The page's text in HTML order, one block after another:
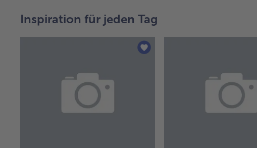
Inspiration für jeden Tag